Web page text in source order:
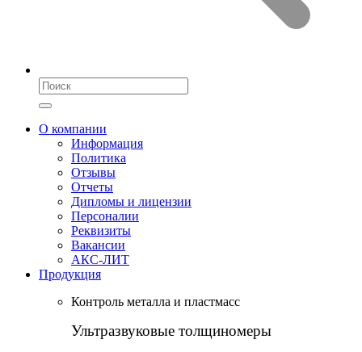
О компании
Информация
Политика
Отзывы
Отчеты
Дипломы и лицензии
Персоналии
Реквизиты
Вакансии
АКС-ЛИТ
Продукция
Контроль металла и пластмасс
Ультразвуковые толщиномеры